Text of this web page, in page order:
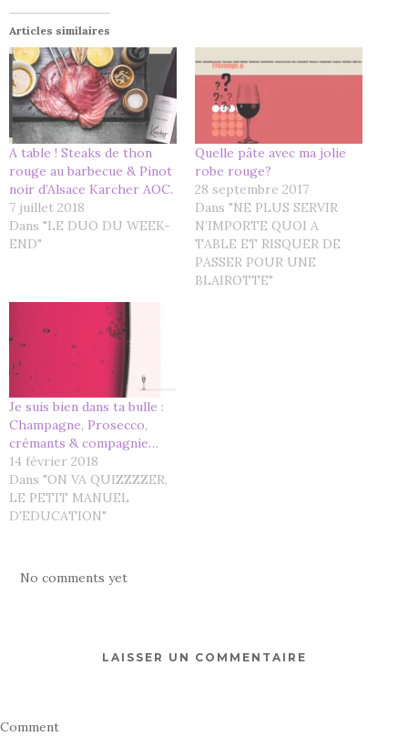
Articles similaires
A table ! Steaks de thon
rouge au barbecue & Pinot
noir d’Alsace Karcher AOC.
7 juillet 2018
Dans "LE DUO DU WEEK-
END"
Quelle pâte avec ma jolie
robe rouge?
28 septembre 2017
Dans "NE PLUS SERVIR
N’IMPORTE QUOI A
TABLE ET RISQUER DE
PASSER POUR UNE
BLAIROTTE"
Je suis bien dans ta bulle :
Champagne, Prosecco,
crémants & compagnie…
14 février 2018
Dans "ON VA QUIZZZZER,
LE PETIT MANUEL
D'EDUCATION"
No comments yet
LAISSER UN COMMENTAIRE
Comment